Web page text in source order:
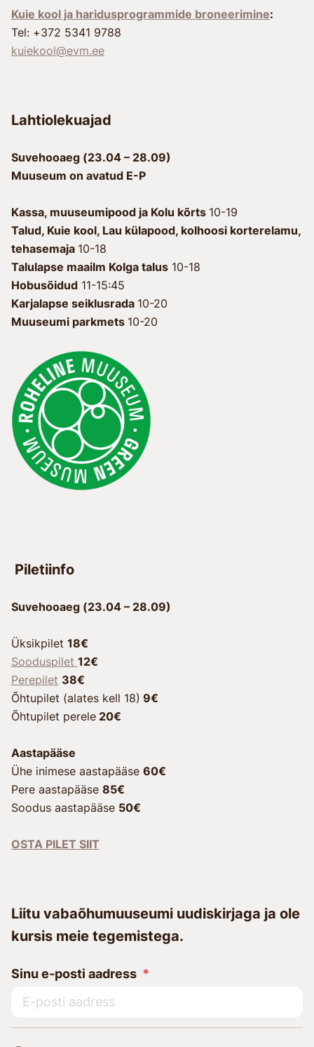
Kuie kool ja haridusprogrammide broneerimine:
Tel: +372 5341 9788
kuiekool@evm.ee
Lahtiolekuajad
Suvehooaeg (23.04 – 28.09)
Muuseum on avatud E-P
Kassa, muuseumipood ja Kolu kõrts 10-19
Talud, Kuie kool, Lau külapood, kolhoosi korterelamu,
tehasemaja 10-18
Talulapse maailm Kolga talus 10-18
Hobusõidud 11-15:45
Karjalapse seiklusrada 10-20
Muuseumi parkmets 10-20
Piletiinfo
Suvehooaeg (23.04 – 28.09)
Üksikpilet 18€
Sooduspilet 12€
Perepilet 38€
Õhtupilet (alates kell 18) 9€
Õhtupilet perele 20€
Aastapääse
Ühe inimese aastapääse 60€
Pere aastapääse 85€
Soodus aastapääse 50€
OSTA PILET SIIT
Liitu vabaõhumuuseumi uudiskirjaga ja ole
kursis meie tegemistega.
Sinu e-posti aadress